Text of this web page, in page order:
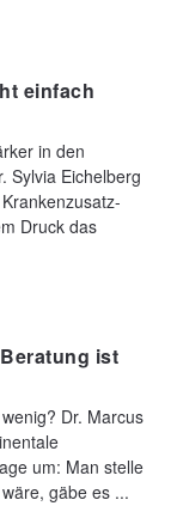
einfach
in den
Sylvia Eichelberg
Druck das
ist
Dr. Marcus
um: Man stelle
gäbe es ...